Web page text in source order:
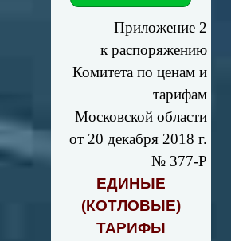
Приложение 2
к распоряжению
Комитета по ценам и
тарифам
Московской области
от 20 декабря 2018 г.
№ 377-Р
ЕДИНЫЕ
(КОТЛОВЫЕ)
ТАРИФЫ